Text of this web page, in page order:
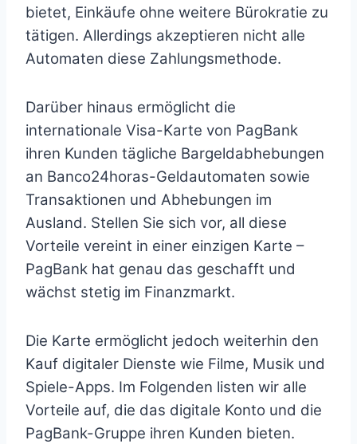
bietet, Einkäufe ohne weitere Bürokratie zu
tätigen. Allerdings akzeptieren nicht alle
Automaten diese Zahlungsmethode.
Darüber hinaus ermöglicht die
internationale Visa-Karte von PagBank
ihren Kunden tägliche Bargeldabhebungen
an Banco24horas-Geldautomaten sowie
Transaktionen und Abhebungen im
Ausland. Stellen Sie sich vor, all diese
Vorteile vereint in einer einzigen Karte –
PagBank hat genau das geschafft und
wächst stetig im Finanzmarkt.
Die Karte ermöglicht jedoch weiterhin den
Kauf digitaler Dienste wie Filme, Musik und
Spiele-Apps. Im Folgenden listen wir alle
Vorteile auf, die das digitale Konto und die
PagBank-Gruppe ihren Kunden bieten.